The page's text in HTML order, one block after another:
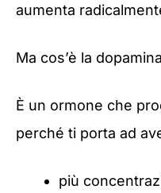
aumenta
Ma cos’è la
È un ormone che
perché ti porta ad
più